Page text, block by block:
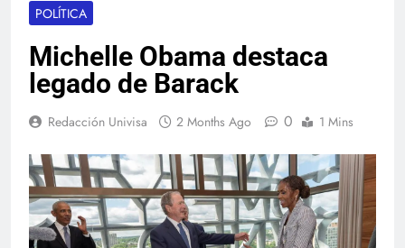
POLÍTICA
Michelle Obama destaca
legado de Barack
Redacción Univisa 2 Months Ago 0 1 Mins